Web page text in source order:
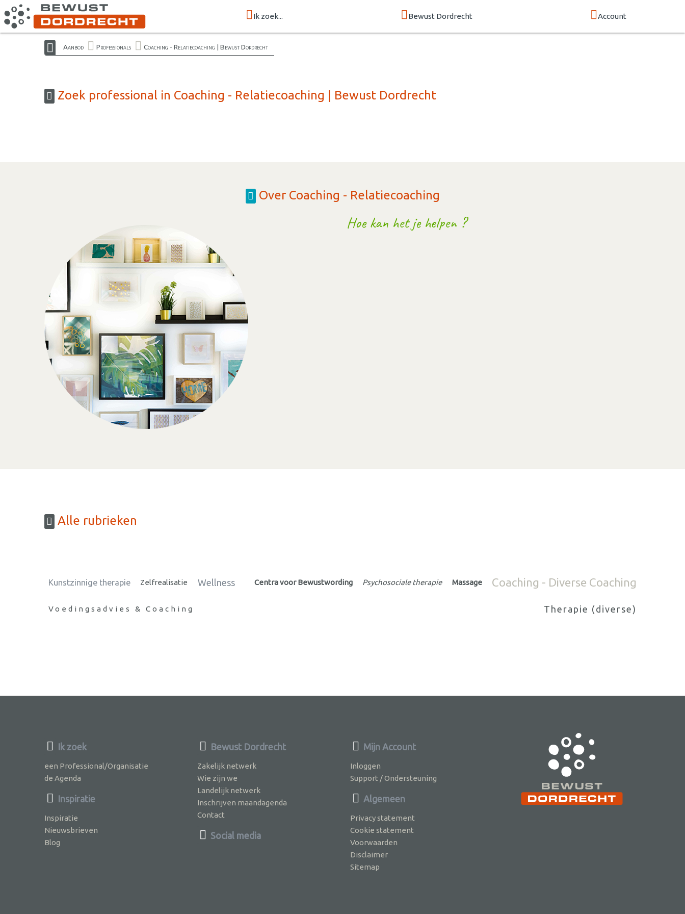
Ik zoek... Bewust Dordrecht Account
Aanbod Professionals Coaching - Relatiecoaching | Bewust Dordrecht
Zoek professional in Coaching - Relatiecoaching | Bewust Dordrecht
Over Coaching - Relatiecoaching
Hoe kan het je helpen ?
Alle rubrieken
Kunstzinnige therapie Zelfrealisatie Wellness Centra voor Bewustwording Psychosociale therapie Massage Coaching - Diverse Coaching
Voedingsadvies & Coaching Therapie (diverse)
Ik zoek
een Professional/Organisatie
de Agenda
Inspiratie
Inspiratie
Nieuwsbrieven
Blog
Bewust Dordrecht
Zakelijk netwerk
Wie zijn we
Landelijk netwerk
Inschrijven maandagenda
Contact
Social media
Mijn Account
Inloggen
Support / Ondersteuning
Algemeen
Privacy statement
Cookie statement
Voorwaarden
Disclaimer
Sitemap